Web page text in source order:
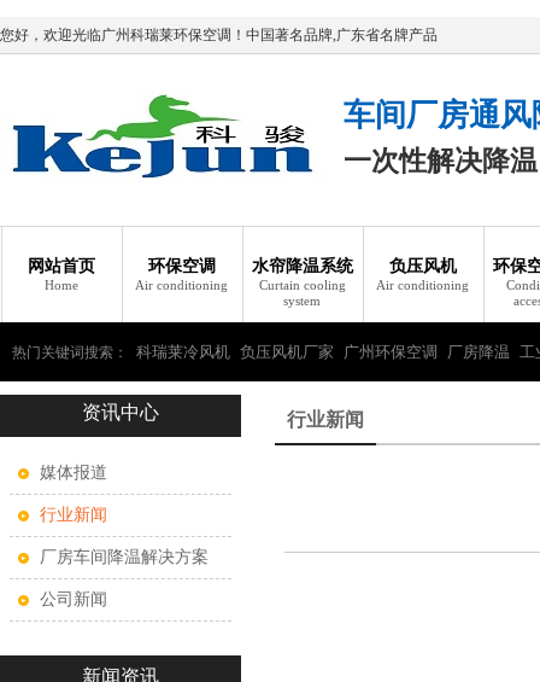
您好，欢迎光临广州科瑞莱环保空调！中国著名品牌,广东省名牌产品
车间厂房通
一次性解决降
网站首页
Home
环保空调
Air conditioning
水帘降温系统
Curtain cooling
system
负压风机
Air conditioning
环保
热门关键词搜索： 科瑞莱冷风机 负压风机厂家 广州环保空调 厂房降温 工
瑞莱环保空调资讯中心
媒体报道
行业新闻
厂房车间降温解决方案
公司新闻
新闻资讯
行业新闻